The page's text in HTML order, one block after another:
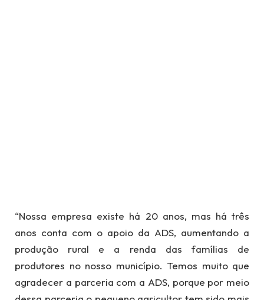
“Nossa empresa existe há 20 anos, mas há três
anos conta com o apoio da ADS, aumentando a
produção rural e a renda das famílias de
produtores no nosso município. Temos muito que
agradecer a parceria com a ADS, porque por meio